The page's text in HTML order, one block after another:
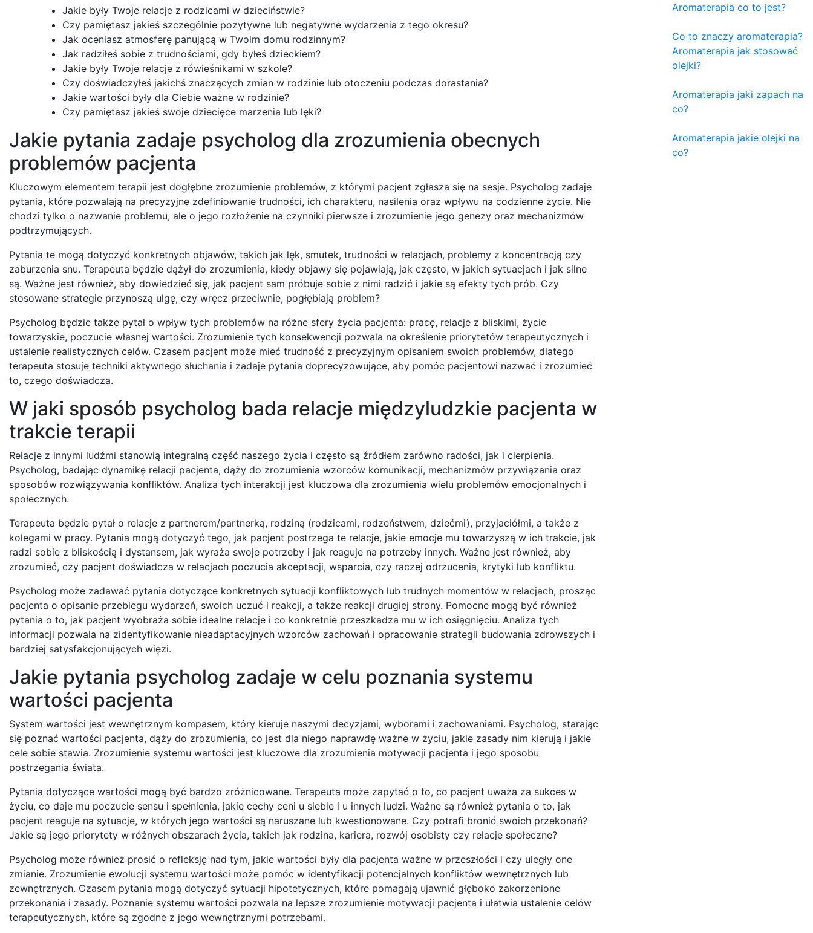
Jakie były Twoje relacje z rodzicami w dzieciństwie?
Czy pamiętasz jakieś szczególnie pozytywne lub negatywne wydarzenia z tego okresu?
Jak oceniasz atmosferę panującą w Twoim domu rodzinnym?
Jak radziłeś sobie z trudnościami, gdy byłeś dzieckiem?
Jakie były Twoje relacje z rówieśnikami w szkole?
Czy doświadczyłeś jakichś znaczących zmian w rodzinie lub otoczeniu podczas dorastania?
Jakie wartości były dla Ciebie ważne w rodzinie?
Czy pamiętasz jakieś swoje dziecięce marzenia lub lęki?
Jakie pytania zadaje psycholog dla zrozumienia obecnych
problemów pacjenta
Kluczowym elementem terapii jest dogłębne zrozumienie problemów, z którymi pacjent zgłasza się na sesje. Psycholog zadaje
pytania, które pozwalają na precyzyjne zdefiniowanie trudności, ich charakteru, nasilenia oraz wpływu na codzienne życie. Nie
chodzi tylko o nazwanie problemu, ale o jego rozłożenie na czynniki pierwsze i zrozumienie jego genezy oraz mechanizmów
podtrzymujących.
Pytania te mogą dotyczyć konkretnych objawów, takich jak lęk, smutek, trudności w relacjach, problemy z koncentracją czy
zaburzenia snu. Terapeuta będzie dążył do zrozumienia, kiedy objawy się pojawiają, jak często, w jakich sytuacjach i jak silne
są. Ważne jest również, aby dowiedzieć się, jak pacjent sam próbuje sobie z nimi radzić i jakie są efekty tych prób. Czy
stosowane strategie przynoszą ulgę, czy wręcz przeciwnie, pogłębiają problem?
Psycholog będzie także pytał o wpływ tych problemów na różne sfery życia pacjenta: pracę, relacje z bliskimi, życie
towarzyskie, poczucie własnej wartości. Zrozumienie tych konsekwencji pozwala na określenie priorytetów terapeutycznych i
ustalenie realistycznych celów. Czasem pacjent może mieć trudność z precyzyjnym opisaniem swoich problemów, dlatego
terapeuta stosuje techniki aktywnego słuchania i zadaje pytania doprecyzowujące, aby pomóc pacjentowi nazwać i zrozumieć
to, czego doświadcza.
W jaki sposób psycholog bada relacje międzyludzkie pacjenta w
trakcie terapii
Relacje z innymi ludźmi stanowią integralną część naszego życia i często są źródłem zarówno radości, jak i cierpienia.
Psycholog, badając dynamikę relacji pacjenta, dąży do zrozumienia wzorców komunikacji, mechanizmów przywiązania oraz
sposobów rozwiązywania konfliktów. Analiza tych interakcji jest kluczowa dla zrozumienia wielu problemów emocjonalnych i
społecznych.
Terapeuta będzie pytał o relacje z partnerem/partnerką, rodziną (rodzicami, rodzeństwem, dziećmi), przyjaciółmi, a także z
kolegami w pracy. Pytania mogą dotyczyć tego, jak pacjent postrzega te relacje, jakie emocje mu towarzyszą w ich trakcie, jak
radzi sobie z bliskością i dystansem, jak wyraża swoje potrzeby i jak reaguje na potrzeby innych. Ważne jest również, aby
zrozumieć, czy pacjent doświadcza w relacjach poczucia akceptacji, wsparcia, czy raczej odrzucenia, krytyki lub konfliktu.
Psycholog może zadawać pytania dotyczące konkretnych sytuacji konfliktowych lub trudnych momentów w relacjach, prosząc
pacjenta o opisanie przebiegu wydarzeń, swoich uczuć i reakcji, a także reakcji drugiej strony. Pomocne mogą być również
pytania o to, jak pacjent wyobraża sobie idealne relacje i co konkretnie przeszkadza mu w ich osiągnięciu. Analiza tych
informacji pozwala na zidentyfikowanie nieadaptacyjnych wzorców zachowań i opracowanie strategii budowania zdrowszych i
bardziej satysfakcjonujących więzi.
Jakie pytania psycholog zadaje w celu poznania systemu
wartości pacjenta
System wartości jest wewnętrznym kompasem, który kieruje naszymi decyzjami, wyborami i zachowaniami. Psycholog, starając
się poznać wartości pacjenta, dąży do zrozumienia, co jest dla niego naprawdę ważne w życiu, jakie zasady nim kierują i jakie
cele sobie stawia. Zrozumienie systemu wartości jest kluczowe dla zrozumienia motywacji pacjenta i jego sposobu
postrzegania świata.
Pytania dotyczące wartości mogą być bardzo zróżnicowane. Terapeuta może zapytać o to, co pacjent uważa za sukces w
życiu, co daje mu poczucie sensu i spełnienia, jakie cechy ceni u siebie i u innych ludzi. Ważne są również pytania o to, jak
pacjent reaguje na sytuacje, w których jego wartości są naruszane lub kwestionowane. Czy potrafi bronić swoich przekonań?
Jakie są jego priorytety w różnych obszarach życia, takich jak rodzina, kariera, rozwój osobisty czy relacje społeczne?
Psycholog może również prosić o refleksję nad tym, jakie wartości były dla pacjenta ważne w przeszłości i czy uległy one
zmianie. Zrozumienie ewolucji systemu wartości może pomóc w identyfikacji potencjalnych konfliktów wewnętrznych lub
zewnętrznych. Czasem pytania mogą dotyczyć sytuacji hipotetycznych, które pomagają ujawnić głęboko zakorzenione
przekonania i zasady. Poznanie systemu wartości pozwala na lepsze zrozumienie motywacji pacjenta i ułatwia ustalenie celów
terapeutycznych, które są zgodne z jego wewnętrznymi potrzebami.
Aromaterapia co to jest?
Co to znaczy aromaterapia?
Aromaterapia jak stosować
olejki?
Aromaterapia jaki zapach na
co?
Aromaterapia jakie olejki na
co?